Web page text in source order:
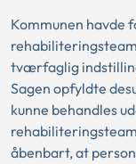
Kommunen havde
tværfaglig
Sagen opfyldte
kunne behandles
åbenbart, at